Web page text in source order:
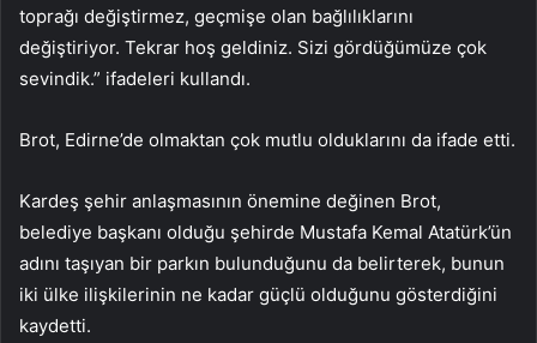
toprağı değiştirmez, geçmişe olan bağlılıklarını
değiştiriyor. Tekrar hoş geldiniz. Sizi gördüğümüze çok
sevindik.” ifadeleri kullandı.
Brot, Edirne’de olmaktan çok mutlu olduklarını da ifade etti.
Kardeş şehir anlaşmasının önemine değinen Brot,
belediye başkanı olduğu şehirde Mustafa Kemal Atatürk’ün
adını taşıyan bir parkın bulunduğunu da belirterek, bunun
iki ülke ilişkilerinin ne kadar güçlü olduğunu gösterdiğini
kaydetti.